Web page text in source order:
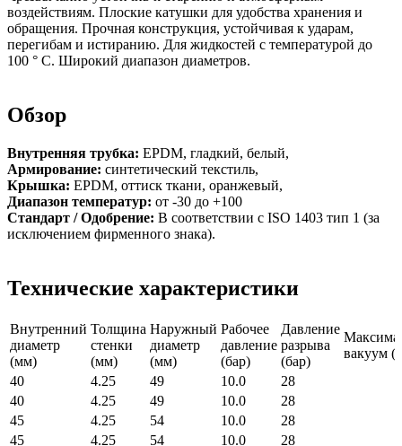
воздействиям. Плоские катушки для удобства хранения и
обращения. Прочная конструкция, устойчивая к ударам,
перегибам и истиранию. Для жидкостей с температурой до
100 ° C. Широкий диапазон диаметров.
Обзор
Внутренняя трубка: EPDM, гладкий, белый,
Армирование: синтетический текстиль,
Крышка: EPDM, оттиск ткани, оранжевый,
Диапазон температур: от -30 до +100
Стандарт / Одобрение: В соответствии с ISO 1403 тип 1 (за
исключением фирменного знака).
Технические характеристики
Внутренний
диаметр
(мм)
Толщина
стенки
(мм)
Наружный
диаметр
(мм)
Рабочее
давление
(бар)
Давление
разрыва
(бар)
вакуум
40
4.25 49 10.0
28
40
4.25 49 10.0
28
45
4.25 54 10.0
28
45
4.25 54 10.0 28